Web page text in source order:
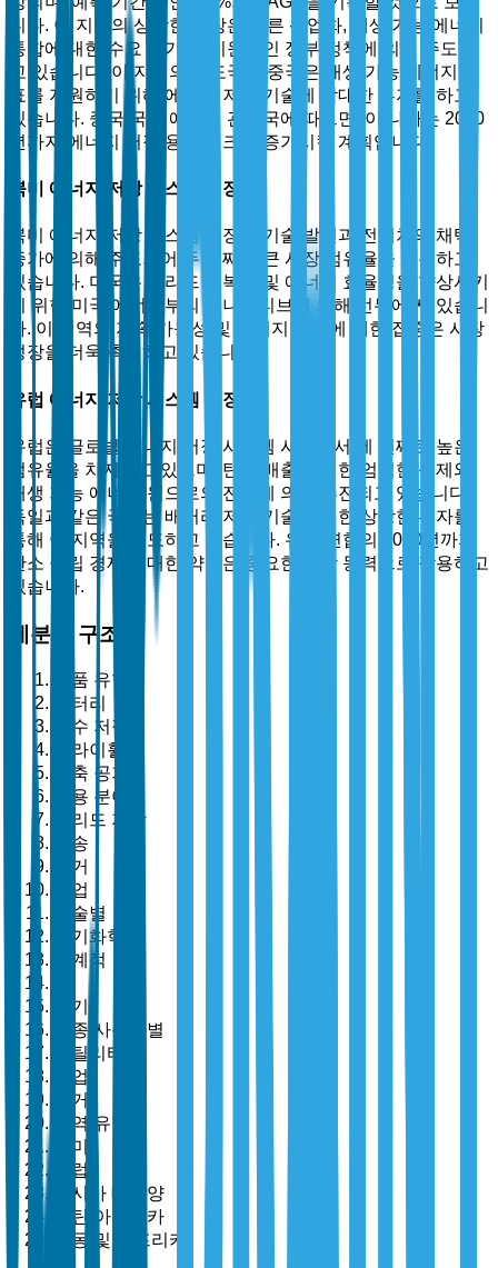
니다. 이 지역의 상당한 성장은 빠른 산업화, 재생 가능 에너지
통합에 대한 수요 증가 및 지원적인 정부 정책에 의해 주도되
고 있습니다. 이 지역의 선도국인 중국은 재생 가능 에너지 목
표를 지원하기 위해 에너지 저장 기술에 막대한 투자를 하고
있습니다. 중국 국가 에너지 관리국에 따르면, 이 나라는 2030
년까지 에너지 저장 용량을 크게 증가시킬 계획입니다.
북미 에너지 저장 시스템 시장
북미 에너지 저장 시스템 시장은 기술 발전과 전기차의 채택
증가에 의해 주도되어 두 번째로 큰 시장 점유율을 보유하고
있습니다. 미국은 그리드 회복력 및 에너지 효율성을 향상시키
기 위한 미국 에너지부의 이니셔티브에 의해 선두에 서 있습니
다. 이 지역의 지속 가능성 및 에너지 보안에 대한 집중은 시장
성장을 더욱 촉진하고 있습니다.
유럽 에너지 저장 시스템 시장
유럽은 글로벌 에너지 저장 시스템 시장에서 세 번째로 높은
점유율을 차지하고 있으며, 탄소 배출에 대한 엄격한 규제와
재생 가능 에너지 원으로의 전환에 의해 추진되고 있습니다.
독일과 같은 국가는 배터리 저장 기술에 대한 상당한 투자를
통해 이 지역을 선도하고 있습니다. 유럽 연합의 2050년까지
탄소 중립 경제에 대한 약속은 중요한 성장 동력으로 작용하고
있습니다.
세분화 구조
제품 유형별
배터리
양수 저장
플라이휠
압축 공기
응용 분야별
그리드 저장
운송
주거
상업
기술별
전기화학
기계적
전기
최종 사용자별
유틸리티
산업
주거
지역 유형별
북미
유럽
아시아 태평양
라틴 아메리카
중동 및 아프리카